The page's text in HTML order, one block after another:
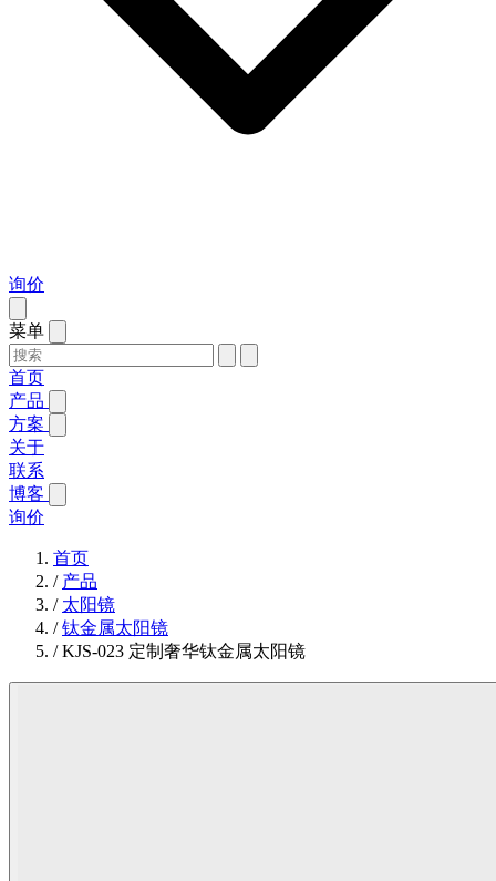
询价
菜单
首页
产品
方案
关于
联系
博客
询价
首页
/ 产品
/ 太阳镜
/钛金属太阳镜
/KJS-023 定制奢华钛金属太阳镜